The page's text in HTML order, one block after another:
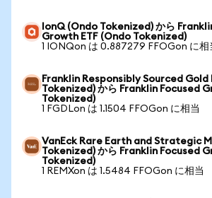
IonQ (Ondo Tokenized) から
Growth ETF (Ondo Tokenized)
1 IONQon は 0.887279 FFOGon に相
Franklin Responsibly Sourced Gold
Tokenized) から Franklin Focused
Tokenized)
1 FGDLon は 1.1504 FFOGon に相当
VanEck Rare Earth and Strategic
Tokenized) から Franklin Focused
Tokenized)
1 REMXon は 1.5484 FFOGon に相当